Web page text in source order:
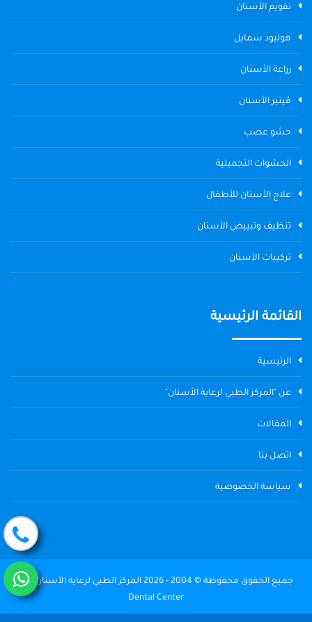
تقويم الأسنان
هوليود سمايل
زراعة الأسنان
ڤينير الأسنان
حشو عصب
الحشوات التجميلية
علاج الأسنان للأطفال
تنظيف وتبييض الأسنان
تركيبات الأسنان
القائمة الرئيسية
الرئيسية
عن "المركز الطبي لرعاية الأسنان"
المقالات
اتصل بنا
سياسة الخصوصية
جميع الحقوق محفوظة © 2004 - 2026 المركز الطبي لرعاية الأسنان The
Dental Center